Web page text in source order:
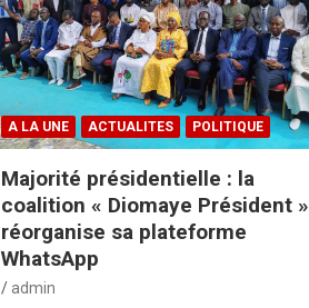
A LA UNE ACTUALITES POLITIQUE
Majorité présidentielle : la
coalition « Diomaye Président »
réorganise sa plateforme
WhatsApp
admin